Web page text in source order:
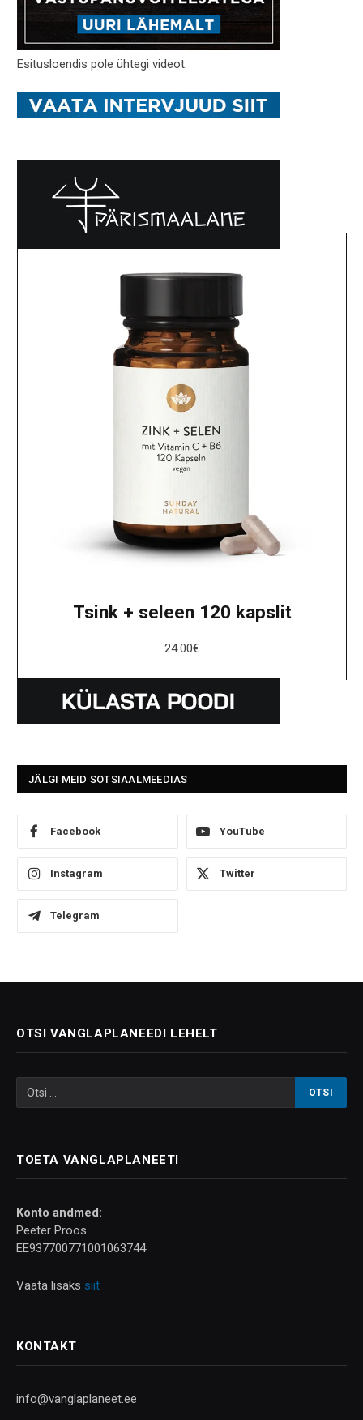
Esitusloendis pole ühtegi videot.
Tsink + seleen 120 kapslit
24.00€
JÄLGI MEID SOTSIAALMEEDIAS
Facebook YouTube
Instagram Twitter
Telegram
OTSI VANGLAPLANEEDI LEHELT
TOETA VANGLAPLANEETI
Konto andmed:
Peeter Proos
EE937700771001063744
Vaata lisaks siit
KONTAKT
info@vanglaplaneet.ee